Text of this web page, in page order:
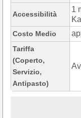
Accessibilità
1
Costo Medio
Tariffa
(Coperto,
Servizio,
Antipasto)